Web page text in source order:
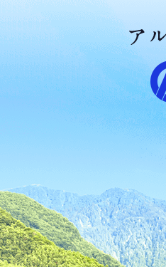
ア
ル
プ
ス
が
た
つ